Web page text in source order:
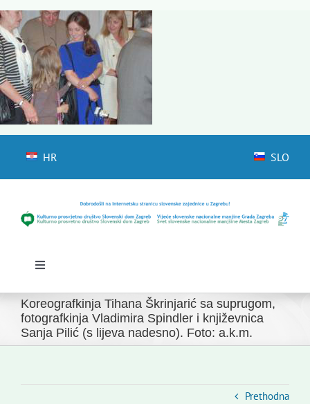
to
content
HR SLO
Toggle
Početna
Novosti
Slovenski dom Zagreb
Koreografkinja Tihana Škrinjarić sa suprugom,
fotografkinja Vladimira Spindler i književnica
Sanja Pilić (s lijeva nadesno). Foto: a.k.m.
Prethodna